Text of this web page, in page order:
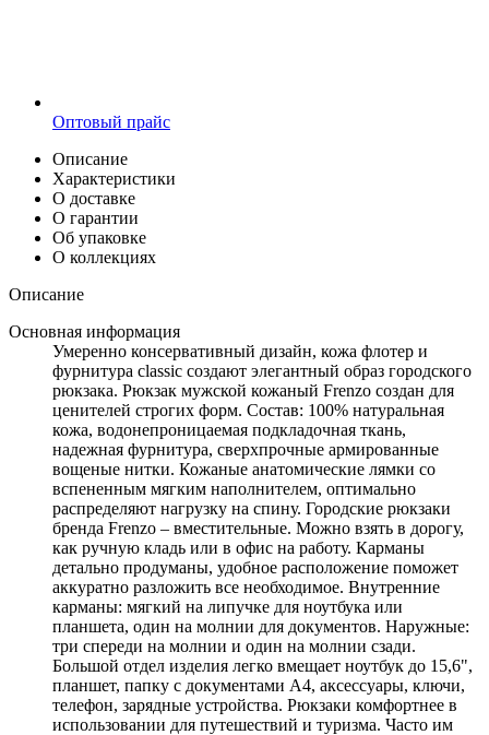
Оптовый прайс
Описание
Характеристики
О доставке
О гарантии
Об упаковке
О коллекциях
Описание
Основная информация
Умеренно консервативный дизайн, кожа флотер и
фурнитура classic создают элегантный образ городского
рюкзака. Рюкзак мужской кожаный Frenzo создан для
ценителей строгих форм. Состав: 100% натуральная
кожа, водонепроницаемая подкладочная ткань,
надежная фурнитура, сверхпрочные армированные
вощеные нитки. Кожаные анатомические лямки со
вспененным мягким наполнителем, оптимально
распределяют нагрузку на спину. Городские рюкзаки
бренда Frenzo – вместительные. Можно взять в дорогу,
как ручную кладь или в офис на работу. Карманы
детально продуманы, удобное расположение поможет
аккуратно разложить все необходимое. Внутренние
карманы: мягкий на липучке для ноутбука или
планшета, один на молнии для документов. Наружные:
три спереди на молнии и один на молнии сзади.
Большой отдел изделия легко вмещает ноутбук до 15,6",
планшет, папку с документами А4, аксессуары, ключи,
телефон, зарядные устройства. Рюкзаки комфортнее в
использовании для путешествий и туризма. Часто им